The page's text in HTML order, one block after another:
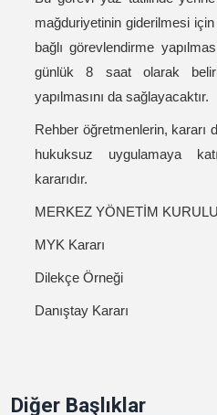
Diğer Başlıklar
mağduriyetinin giderilmesi
bağlı görevlendirme
günlük 8 saat olarak
yapılmasını da sağlayacaktır.
Rehber öğretmenlerin, kararı
hukuksuz uygulamaya
kararıdır.
MERKEZ YÖNETİM KURULU
MYK Kararı
Dilekçe Örneği
Danıştay Kararı